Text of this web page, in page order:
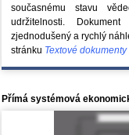
současnému stavu
udržitelnosti.
zjednodušený a rychlý
stránku Textové
Přímá systémová